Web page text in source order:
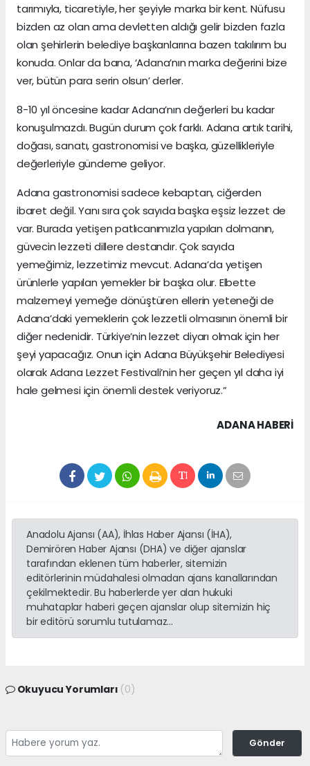
tarımıyla, ticaretiyle, her şeyiyle marka bir kent. Nüfusu
bizden az olan ama devletten aldığı gelir bizden fazla
olan şehirlerin belediye başkanlarına bazen takılırım bu
konuda. Onlar da bana, ‘Adana’nın marka değerini bize
ver, bütün para serin olsun’ derler.
8-10 yıl öncesine kadar Adana’nın değerleri bu kadar
konuşulmazdı. Bugün durum çok farklı. Adana artık tarihi,
doğası, sanatı, gastronomisi ve başka, güzellikleriyle
değerleriyle gündeme geliyor.
Adana gastronomisi sadece kebaptan, ciğerden
ibaret değil. Yanı sıra çok sayıda başka eşsiz lezzet de
var. Burada yetişen patlıcanımızla yapılan dolmanın,
güvecin lezzeti dillere destandır. Çok sayıda
yemeğimiz, lezzetimiz mevcut. Adana’da yetişen
ürünlerle yapılan yemekler bir başka olur. Elbette
malzemeyi yemeğe dönüştüren ellerin yeteneği de
Adana’daki yemeklerin çok lezzetli olmasının önemli bir
diğer nedenidir. Türkiye’nin lezzet diyarı olmak için her
şeyi yapacağız. Onun için Adana Büyükşehir Belediyesi
olarak Adana Lezzet Festivali’nin her geçen yıl daha iyi
hale gelmesi için önemli destek veriyoruz.”
ADANA HABERİ
Anadolu Ajansı (AA), İhlas Haber Ajansı (İHA),
Demirören Haber Ajansı (DHA) ve diğer ajanslar
tarafından eklenen tüm haberler, sitemizin
editörlerinin müdahalesi olmadan ajans kanallarından
çekilmektedir. Bu haberlerde yer alan hukuki
muhataplar haberi geçen ajanslar olup sitemizin hiç
bir editörü sorumlu tutulamaz...
Okuyucu Yorumları (0)
Gönder